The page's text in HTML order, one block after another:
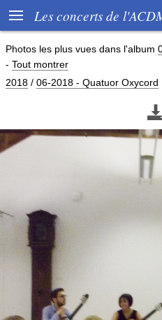
 Les concerts de
Photos les plus vues dans l'album
- Tout montrer
2018 / 06-2018 - Quatuor Oxycord